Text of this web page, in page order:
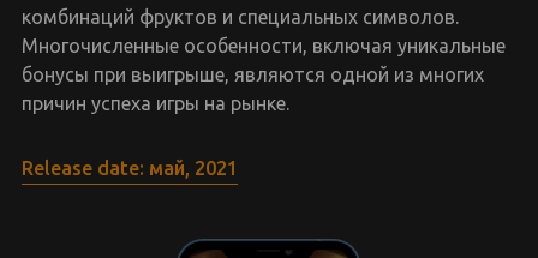
комбинаций фруктов и специальных символов.
Многочисленные особенности, включая уникальные
бонусы при выигрыше, являются одной из многих
причин успеха игры на рынке.
Release date: май, 2021